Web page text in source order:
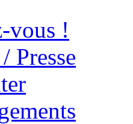
vous !
Presse